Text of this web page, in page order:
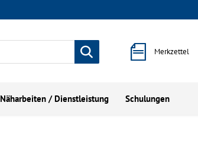
Merkzettel
Näharbeiten / Dienstleistung Schulungen